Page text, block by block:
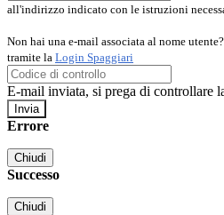
all'indirizzo indicato con le istruzioni
Non hai una e-mail associata al nome
tramite la Login Spaggiari
E-mail inviata, si prega di controllare
Errore
Chiudi
Successo
Chiudi